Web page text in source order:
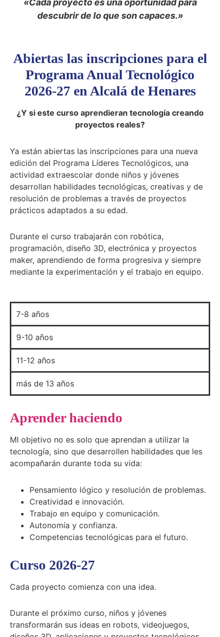
«Cada proyecto es una oportunidad para
descubrir de lo que son capaces.»
Abiertas las inscripciones para el
Programa Anual Tecnológico
2026-27 en Alcalá de Henares
¿Y si este curso aprendieran tecnología creando
proyectos reales?
Ya están abiertas las inscripciones para una nueva
edición del Programa Líderes Tecnológicos, una
actividad extraescolar donde niños y jóvenes
desarrollan habilidades tecnológicas, creativas y de
resolución de problemas a través de proyectos
prácticos adaptados a su edad.
Durante el curso trabajarán con robótica,
programación, diseño 3D, electrónica y proyectos
maker, aprendiendo de forma progresiva y siempre
mediante la experimentación y el trabajo en equipo.
7-8 años
9-10 años
11-12 años
más de 13 años
Aprender haciendo
MI objetivo no es solo que aprendan a utilizar la
tecnología, sino que desarrollen habilidades que les
acompañarán durante toda su vida:
Pensamiento lógico y resolución de problemas.
Creatividad e innovación.
Trabajo en equipo y comunicación.
Autonomía y confianza.
Competencias tecnológicas para el futuro.
Curso 2026-27
Cada proyecto comienza con una idea.
Durante el próximo curso, niños y jóvenes
transformarán sus ideas en robots, videojuegos,